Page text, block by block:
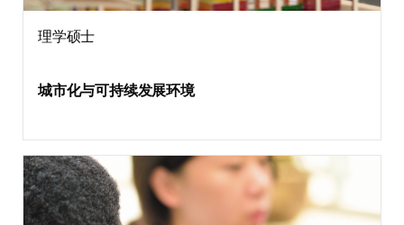
理学硕士
城市化与可持续发展环境